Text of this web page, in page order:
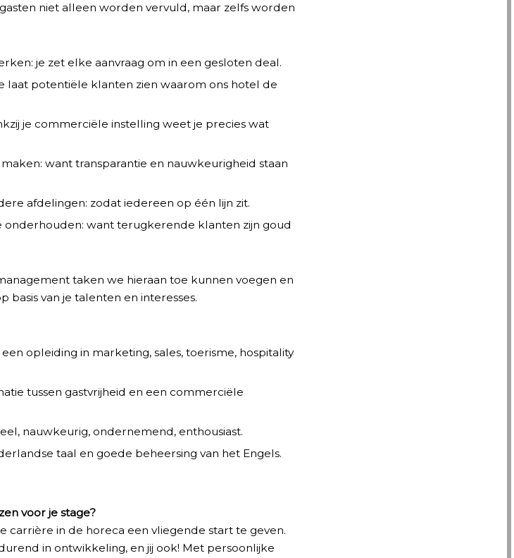
niet alleen worden vervuld, maar zelfs worden
je zet elke aanvraag om in een gesloten deal.
laat potentiële klanten zien waarom ons hotel de
je commerciële instelling weet je precies wat
want transparantie en nauwkeurigheid staan
afdelingen: zodat iedereen op één lijn zit.
onderhouden: want terugkerende klanten zijn goud
taken we hieraan toe kunnen voegen en
basis van je talenten en interesses.
opleiding in marketing, sales, toerisme, hospitality
tussen gastvrijheid en een commerciële
nauwkeurig, ondernemend, enthousiast.
taal en goede beheersing van het Engels.
voor je stage?
in de horeca een vliegende start te geven.
in ontwikkeling, en jij ook! Met persoonlijke